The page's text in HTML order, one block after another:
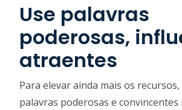
Use palavras
poderosas,
atraentes
Para elevar ainda mais os
palavras poderosas e convincentes